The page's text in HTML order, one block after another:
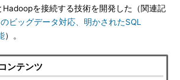
Hadoopを接続する技術を開発した（関連記
ビッグデータ対応、明かされたSQL
）。
ンテンツ